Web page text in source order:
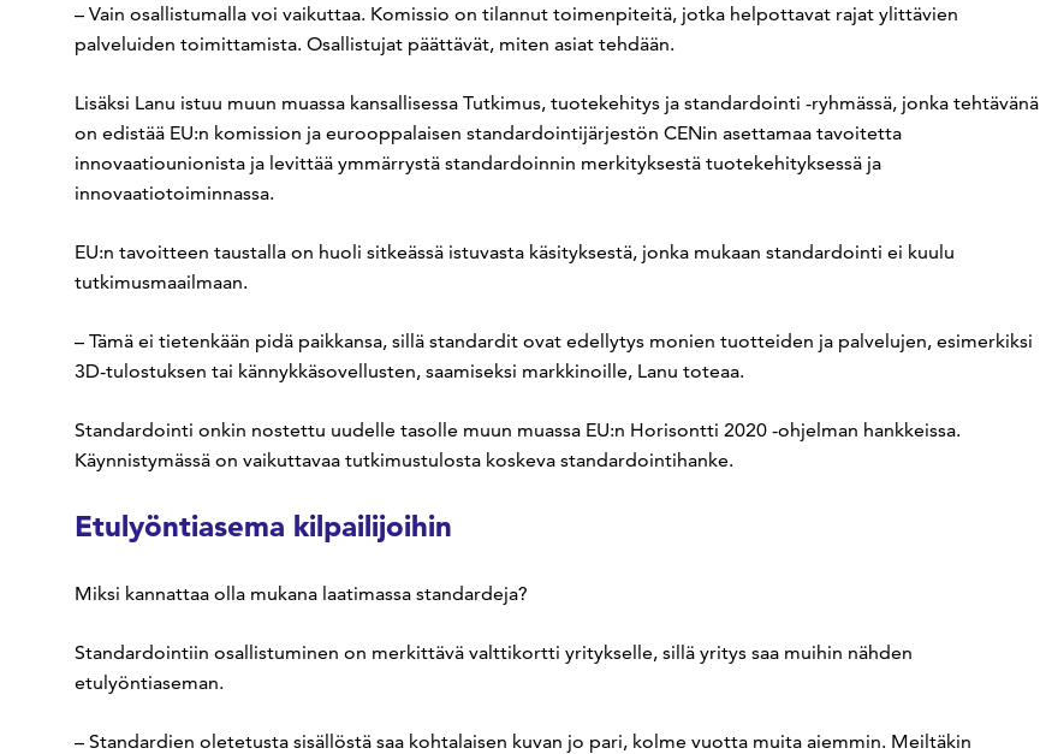
– Vain osallistumalla voi vaikuttaa. Komissio on tilannut toimenpiteitä, jotka helpottavat rajat ylittävien
palveluiden toimittamista. Osallistujat päättävät, miten asiat tehdään.
Lisäksi Lanu istuu muun muassa kansallisessa Tutkimus, tuotekehitys ja standardointi -ryhmässä, jonka tehtävänä
on edistää EU:n komission ja eurooppalaisen standardointijärjestön CENin asettamaa tavoitetta
innovaatiounionista ja levittää ymmärrystä standardoinnin merkityksestä tuotekehityksessä ja
innovaatiotoiminnassa.
EU:n tavoitteen taustalla on huoli sitkeässä istuvasta käsityksestä, jonka mukaan standardointi ei kuulu
tutkimusmaailmaan.
– Tämä ei tietenkään pidä paikkansa, sillä standardit ovat edellytys monien tuotteiden ja palvelujen, esimerkiksi
3D-tulostuksen tai kännykkäsovellusten, saamiseksi markkinoille, Lanu toteaa.
Standardointi onkin nostettu uudelle tasolle muun muassa EU:n Horisontti 2020 -ohjelman hankkeissa.
Käynnistymässä on vaikuttavaa tutkimustulosta koskeva standardointihanke.
Etulyöntiasema kilpailijoihin
Miksi kannattaa olla mukana laatimassa standardeja?
Standardointiin osallistuminen on merkittävä valttikortti yritykselle, sillä yritys saa muihin nähden
etulyöntiaseman.
– Standardien oletetusta sisällöstä saa kohtalaisen kuvan jo pari, kolme vuotta muita aiemmin. Meiltäkin